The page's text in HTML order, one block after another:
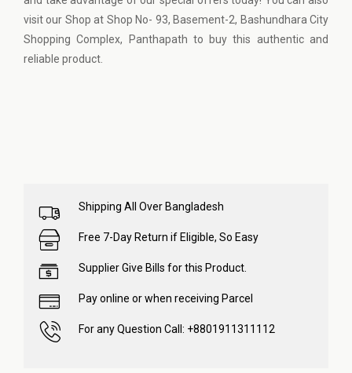
visit our Shop at Shop No- 93, Basement-2, Bashundhara City
Shopping Complex, Panthapath to buy this authentic and
reliable product.
Shipping All Over Bangladesh
Free 7-Day Return if Eligible, So Easy
Supplier Give Bills for this Product.
Pay online or when receiving Parcel
For any Question Call: +8801911311112